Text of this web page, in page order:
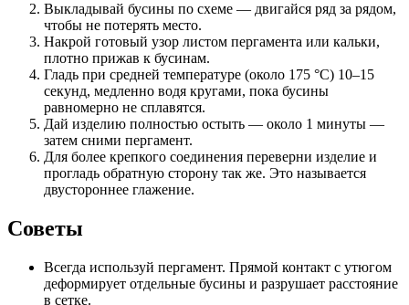
Выкладывай бусины по схеме — двигайся ряд за рядом,
чтобы не потерять место.
Накрой готовый узор листом пергамента или кальки,
плотно прижав к бусинам.
Гладь при средней температуре (около 175 °C) 10–15
секунд, медленно водя кругами, пока бусины
равномерно не сплавятся.
Дай изделию полностью остыть — около 1 минуты —
затем сними пергамент.
Для более крепкого соединения переверни изделие и
прогладь обратную сторону так же. Это называется
двустороннее глажение.
Советы
Всегда используй пергамент. Прямой контакт с утюгом
деформирует отдельные бусины и разрушает расстояние
в сетке.